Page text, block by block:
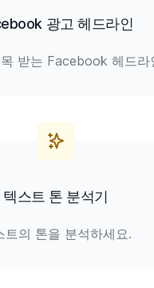
광고 헤드라인
받는 Facebook 헤드라
텍스트 톤 분석기
트의 톤을 분석하세요.